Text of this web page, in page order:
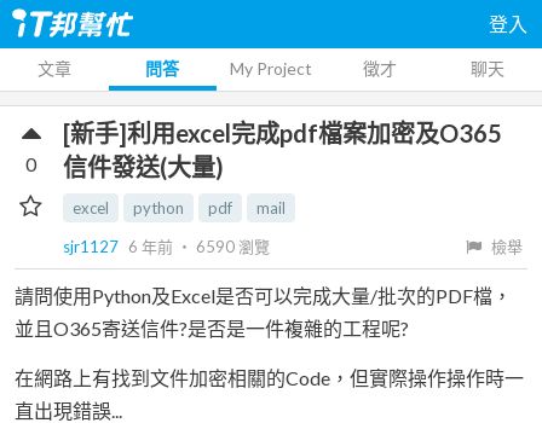
登入
文章 問答 My Project 徵才 聊天
[新手]利用excel完成pdf檔案加密及O365
信件發送(大量)
excel python pdf
mail
sjr1127 6 年前 ‧ 6590瀏覽 檢舉
0
請問使用Python及Excel是否可以完成大量/批次的PDF檔，
並且O365寄送信件?是否是一件複雜的工程呢?
在網路上有找到文件加密相關的Code，但實際操作操作時一
直出現錯誤...